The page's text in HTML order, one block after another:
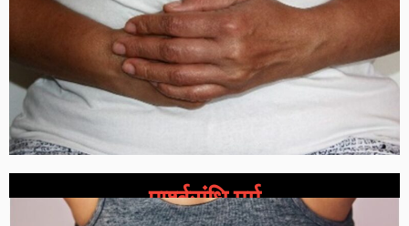
पार्श्वसंधि मर्म